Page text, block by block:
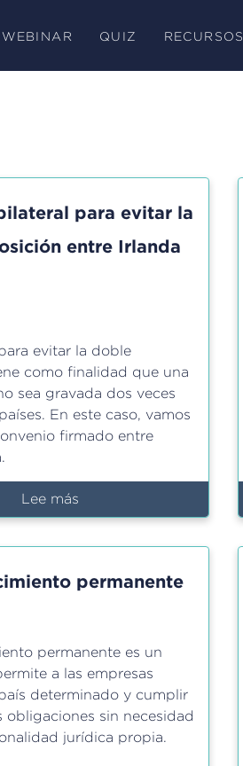
WEBINAR QUIZ RECURSOS
para evitar la
entre Irlanda
evitar la doble
como finalidad que una
sea gravada dos veces
En este caso, vamos
firmado entre
Lee más
Convenio
evitar
imposición
entre
Irlanda
e
Italia
permanente
permanente es un
a las empresas
determinado y cumplir
obligaciones sin necesidad
jurídica propia.